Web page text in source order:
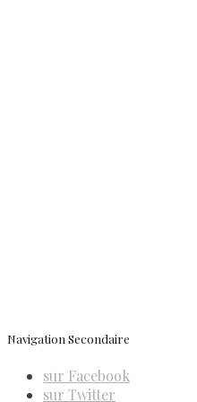
Navigation Secondaire
sur Facebook
sur Twitter